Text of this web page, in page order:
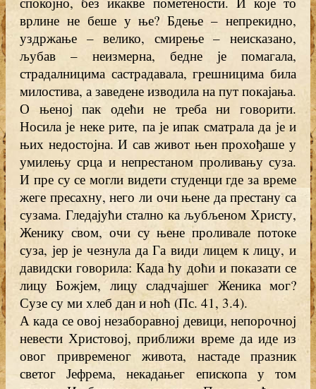
врлине не беше у ње? Бдење – непрекидно,
уздржање – велико, смирење – неисказано,
љубав – неизмерна, бедне је помагала,
страдалницима састрадавала, грешницима била
милостива, а заведене изводила на пут покајања.
О њеној пак одећи не треба ни говорити.
Носила је неке рите, па је ипак сматрала да је и
њих недостојна. И сав живот њен прохођаше у
умилењу срца и непрестаном проливању суза.
И пре су се могли видети студенци где за време
жеге пресахну, него ли очи њене да престану са
сузама. Гледајући стално ка љубљеном Христу,
Женику свом, очи су њене проливале потоке
суза, јер је чезнула да Га види лицем к лицу, и
давидски говорила: Када ћу доћи и показати се
лицу Божјем, лицу сладчајшег Женика мог?
Сузе су ми хлеб дан и ноћ (Пс. 41, 3.4).
А када се овој незаборавној девици, непорочној
невести Христовој, приближи време да иде из
овог привременог живота, настаде празник
светог Јефрема, некадањег епископа у том